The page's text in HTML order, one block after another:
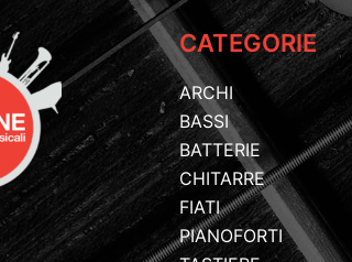
CATEGORIE
ARCHI
BASSI
BATTERIE
CHITARRE
FIATI
PIANOFORTI